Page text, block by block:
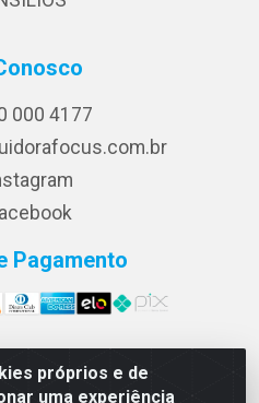
próprios e de
uma experiência
000 4177
Pagamento
Republica Eslovaca, 1121